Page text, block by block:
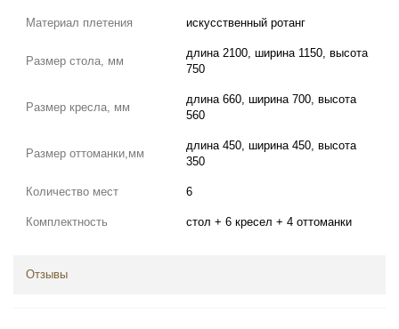
Материал плетения искусственный ротанг
Размер стола, мм
длина 2100, ширина 1150, высота
750
Размер кресла, мм
длина 660, ширина 700, высота
560
Размер оттоманки,мм
длина 450, ширина 450, высота
350
Количество мест 6
Комплектность стол + 6 кресел + 4 оттоманки
Отзывы